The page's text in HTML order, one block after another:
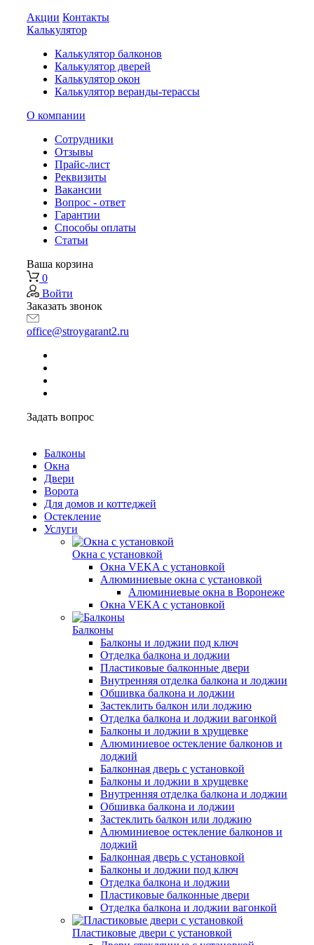
Акции Контакты
Калькулятор
Калькулятор балконов
Калькулятор дверей
Калькулятор окон
Калькулятор веранды-терассы
О компании
Сотрудники
Отзывы
Прайс-лист
Реквизиты
Вакансии
Вопрос - ответ
Гарантии
Способы оплаты
Статьи
Ваша корзина
0
Войти
Заказать звонок
office@stroygarant2.ru
Задать вопрос
Балконы
Окна
Двери
Ворота
Для домов и коттеджей
Остекление
Услуги
Окна с установкой
Окна VEKA с установкой
Алюминиевые окна с установкой
Алюминиевые окна в Воронеже
Окна VEKA с установкой
Балконы
Балконы и лоджии под ключ
Отделка балкона и лоджии
Пластиковые балконные двери
Внутренняя отделка балкона и лоджии
Обшивка балкона и лоджии
Застеклить балкон или лоджию
Отделка балкона и лоджии вагонкой
Балконы и лоджии в хрущевке
Алюминиевое остекление балконов и
лоджий
Балконная дверь с установкой
Балконы и лоджии в хрущевке
Внутренняя отделка балкона и лоджии
Обшивка балкона и лоджии
Застеклить балкон или лоджию
Алюминиевое остекление балконов и
лоджий
Балконная дверь с установкой
Балконы и лоджии под ключ
Отделка балкона и лоджии
Пластиковые балконные двери
Отделка балкона и лоджии вагонкой
Пластиковые двери с установкой